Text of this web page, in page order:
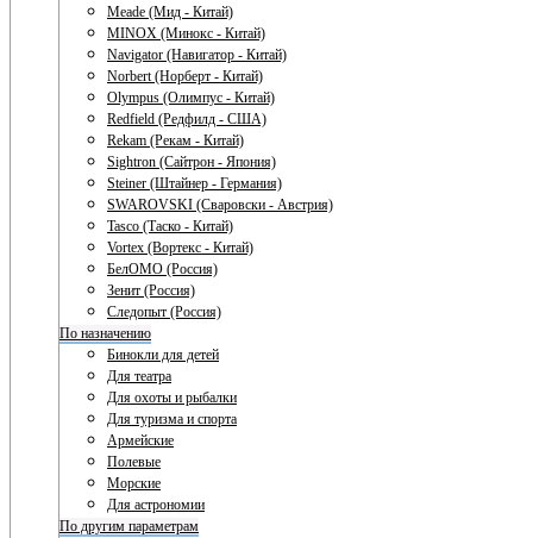
Meade (Мид - Китай)
MINOX (Минокс - Китай)
Navigator (Навигатор - Китай)
Norbert (Норберт - Китай)
Olympus (Олимпус - Китай)
Redfield (Редфилд - США)
Rekam (Рекам - Китай)
Sightron (Сайтрон - Япония)
Steiner (Штайнер - Германия)
SWAROVSKI (Сваровски - Австрия)
Tasco (Таско - Китай)
Vortex (Вортекс - Китай)
БелОМО (Россия)
Зенит (Россия)
Следопыт (Россия)
По назначению
Бинокли для детей
Для театра
Для охоты и рыбалки
Для туризма и спорта
Армейские
Полевые
Морские
Для астрономии
По другим параметрам